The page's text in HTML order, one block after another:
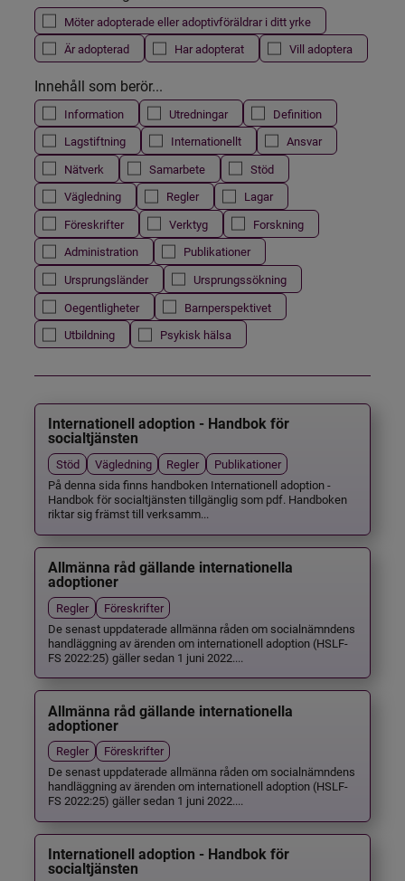
Möter adopterade eller adoptivföräldrar i ditt yrke
Är adopterad
Har adopterat Vill adoptera
Innehåll som berör...
Information Utredningar
Definition
Lagstiftning
Internationellt
Ansvar
Nätverk
Samarbete
Stöd
Vägledning
Regler
Lagar
Föreskrifter
Verktyg
Forskning
Administration
Publikationer
Ursprungsländer
Ursprungssökning
Oegentligheter
Barnperspektivet
Utbildning
Psykisk hälsa
Internationell adoption - Handbok för
socialtjänsten
Stöd Vägledning Regler
Publikationer
På denna sida finns handboken Internationell adoption -
Handbok för socialtjänsten tillgänglig som pdf. Handboken
riktar sig främst till verksamm...
Allmänna råd gällande internationella
adoptioner
Regler
Föreskrifter
De senast uppdaterade allmänna råden om socialnämndens
handläggning av ärenden om internationell adoption (HSLF-
FS 2022:25) gäller sedan 1 juni 2022....
Allmänna råd gällande internationella
adoptioner
Regler
Föreskrifter
De senast uppdaterade allmänna råden om socialnämndens
handläggning av ärenden om internationell adoption (HSLF-
FS 2022:25) gäller sedan 1 juni 2022....
Internationell adoption - Handbok för
socialtjänsten